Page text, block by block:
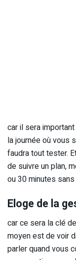
car il sera
la journée où vous
faudra tout tester.
de suivre un plan,
ou 30 minutes
Eloge de la
car ce sera la clé
moyen est de voir
parler quand vous